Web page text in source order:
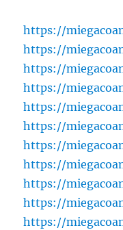
https://
https://
https://
https://
https://
https://
https://
https://
https://
https://
https://